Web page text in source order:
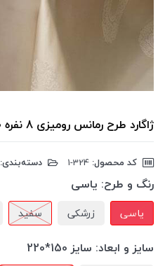
ژاگارد طرح رمانس رومیزی 8 نفره 150*220رنگ یاسی
کد محصول: دسته‌بندی:
رنگ و طرح: یاسی
یاسی زرشکی سفید
سایز و ابعاد: سایز 150*220